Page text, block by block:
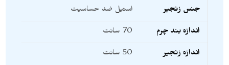
جنس زنجیر استیل ضد حساسیت
اندازه بند چرم 70 سانت
اندازه زنجیر
50 سانت